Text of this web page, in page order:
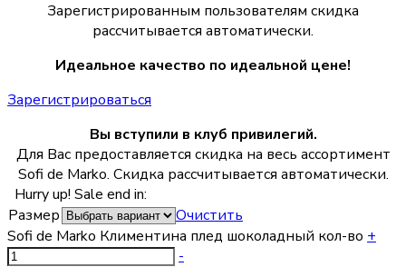
Зарегистрированным пользователям скидка
рассчитывается автоматически.
Идеальное качество по идеальной цене!
Зарегистрироваться
Вы вступили в клуб привилегий.
Для Вас предоставляется скидка на весь ассортимент
Sofi de Marko. Скидка рассчитывается автоматически.
Hurry up! Sale end in:
Размер
Очистить
Sofi de Marko Климентина плед шоколадный кол-во +
-